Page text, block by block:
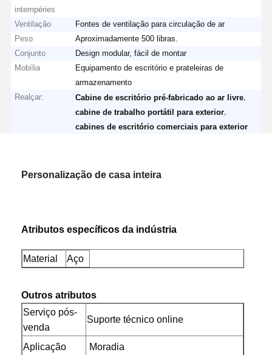
intempéries
Ventilação
Fontes de ventilação para circulação de ar
Peso
Aproximadamente 500 libras.
Conjunto
Design modular, fácil de montar
Mobília
Equipamento de escritório e prateleiras de
armazenamento
Realçar:
Cabine de escritório pré-fabricado ao ar livre
cabine de trabalho portátil para exterior
cabines de escritório comerciais para exterior
Personalização de casa inteira
Atributos específicos da indústria
Material Aço
Outros atributos
Serviço pós-
venda
Suporte técnico online
Aplicação
Moradia